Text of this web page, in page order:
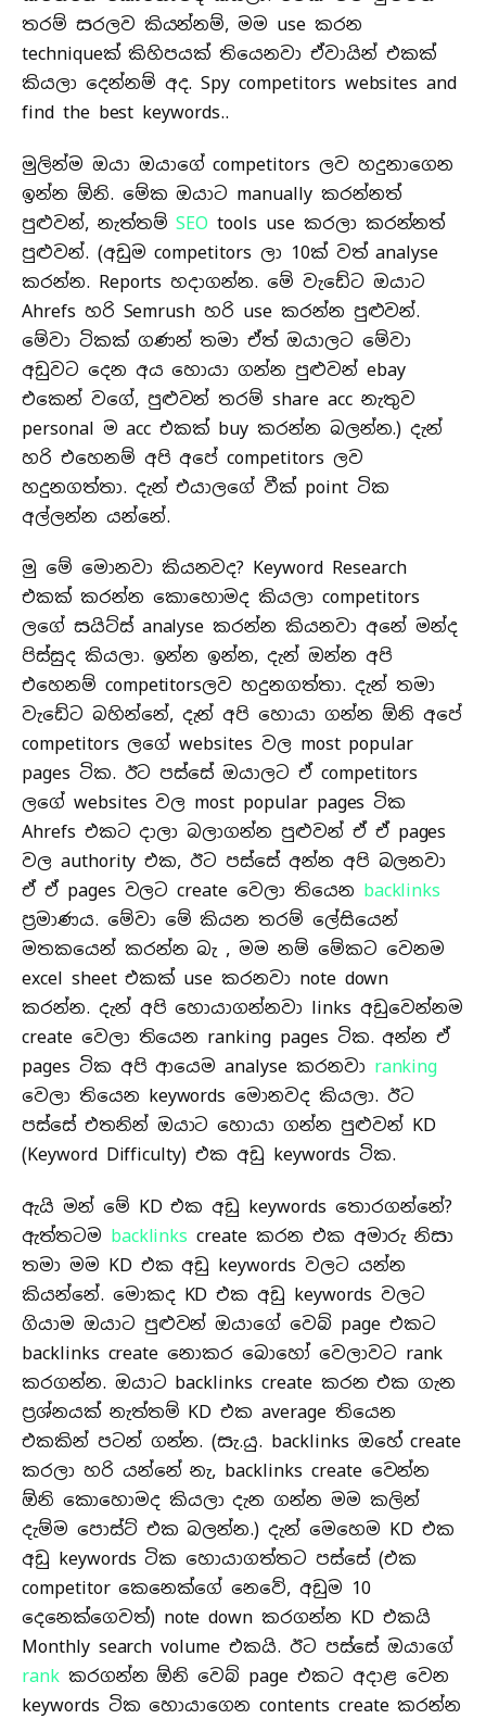
තරම් සරලව කියන්නම්, මම use කරන
techniqueක් කිහිපයක් තියෙනවා ඒවායින් එකක්
කියලා දෙන්නම් අද. Spy competitors websites and
find the best keywords..
මුලින්ම ඔයා ඔයාගේ competitors ලව හදුනාගෙන
ඉන්න ඕනි. මේක ඔයාට manually කරන්නත්
පුළුවන්, නැත්තම්SEO tools use කරලා කරන්නත්
පුළුවන්. (අඩුම competitors ලා 10ක් වත් analyse
කරන්න. Reports හදාගන්න. මේ වැඩේට ඔයාට
Ahrefs හරි Semrush හරි use කරන්න පුළුවන්.
මේවා ටිකක් ගණන් තමා ඒත් ඔයාලට මේවා
අඩුවට දෙන අය හොයා ගන්න පුළුවන් ebay
එකෙන් වගේ, පුළුවන් තරම් share acc නැතුව
personal ම acc එකක් buy කරන්න බලන්න.) දැන්
හරි එහෙනම් අපි අපේ competitors ලව
හදුනගත්තා. දැන් එයාලගේ වීක් point ටික
අල්ලන්න යන්නේ.
මු මේ මොනවා කියනවද? Keyword Research
එකක් කරන්න කොහොමද කියලා competitors
ලගේ සයිට්ස් analyse කරන්න කියනවා අනේ මන්ද
පිස්සුද කියලා. ඉන්න ඉන්න, දැන් ඔන්න අපි
එහෙනම් competitorsලව හදුනගත්තා. දැන් තමා
වැඩේට බහින්නේ, දැන් අපි හොයා ගන්න ඕනි අපේ
competitors ලගේ websites වල most popular
pages ටික. ඊට පස්සේ ඔයාලට ඒ competitors
ලගේ websites වල most popular pages ටික
Ahrefs එකට දාලා බලාගන්න පුළුවන් ඒ ඒ pages
වල authority එක, ඊට පස්සේ අන්න අපි බලනවා
ඒ ඒ pages වලට create වෙලා තියෙන backlinks
ප්‍රමාණය. මේවා මේ කියන තරම් ලේසියෙන්
මතකයෙන් කරන්න බැ , මම නම් මේකට වෙනම
excel sheet එකක් use කරනවා note down
කරන්න. දැන් අපි හොයාගන්නවා links අඩුවෙන්නම
create වෙලා තියෙන ranking pages ටික. අන්න ඒ
pages ටික අපි ආයෙම analyse කරනවා ranking
වෙලා තියෙන keywords මොනවද කියලා. ඊට
පස්සේ එතනින් ඔයාට හොයා ගන්න පුළුවන් KD
(Keyword Difficulty) එක අඩු keywords ටික.
ඇයි මන් මේ KD එක අඩු keywords තොරගන්නේ?
ඇත්තටම backlinks create කරන එක අමාරු නිසා
තමා මම KD එක අඩු keywords වලට යන්න
කියන්නේ. මොකද KD එක අඩු keywords වලට
ගියාම ඔයාට පුළුවන් ඔයාගේ වෙබ් page එකට
backlinks create නොකර බොහෝ වෙලාවට rank
කරගන්න. ඔයාට backlinks create කරන එක ගැන
ප්‍රශ්නයක් නැත්තම් KD එක average තියෙන
එකකින් පටන් ගන්න. (සැ.යු. backlinks ඔහේ create
කරලා හරි යන්නේ නැ, backlinks create වෙන්න
ඕනි කොහොමද කියලා දැන ගන්න මම කලින්
දැම්ම පොස්ට් එක බලන්න.) දැන් මෙහෙම KD එක
අඩු keywords ටික හොයාගත්තට පස්සේ (එක
competitor කෙනෙක්ගේ නෙවේ, අඩුම 10
දෙනෙක්ගෙවත්) note down කරගන්න KD එකයි
Monthly search volume එකයි. ඊට පස්සේ ඔයාගේ
rankකරගන්න ඕනි වෙබ් page එකට අදාළ වෙන
keywords ටික හොයාගෙන contents create කරන්න